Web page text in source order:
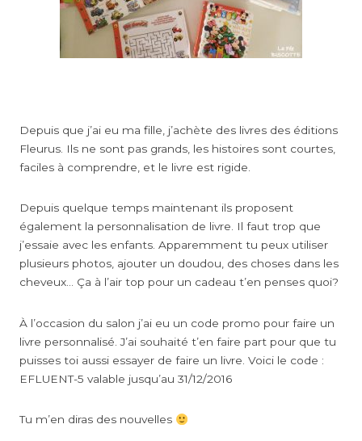
Depuis que j’ai eu ma fille, j’achète des livres des éditions
Fleurus. Ils ne sont pas grands, les histoires sont courtes,
faciles à comprendre, et le livre est rigide.
Depuis quelque temps maintenant ils proposent
également la personnalisation de livre. Il faut trop que
j’essaie avec les enfants. Apparemment tu peux utiliser
plusieurs photos, ajouter un doudou, des choses dans les
cheveux… Ça à l’air top pour un cadeau t’en penses quoi?
À l’occasion du salon j’ai eu un code promo pour faire un
livre personnalisé. J’ai souhaité t’en faire part pour que tu
puisses toi aussi essayer de faire un livre. Voici le code :
EFLUENT-5 valable jusqu’au 31/12/2016
Tu m’en diras des nouvelles